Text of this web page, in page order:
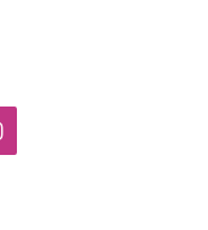
Instagram